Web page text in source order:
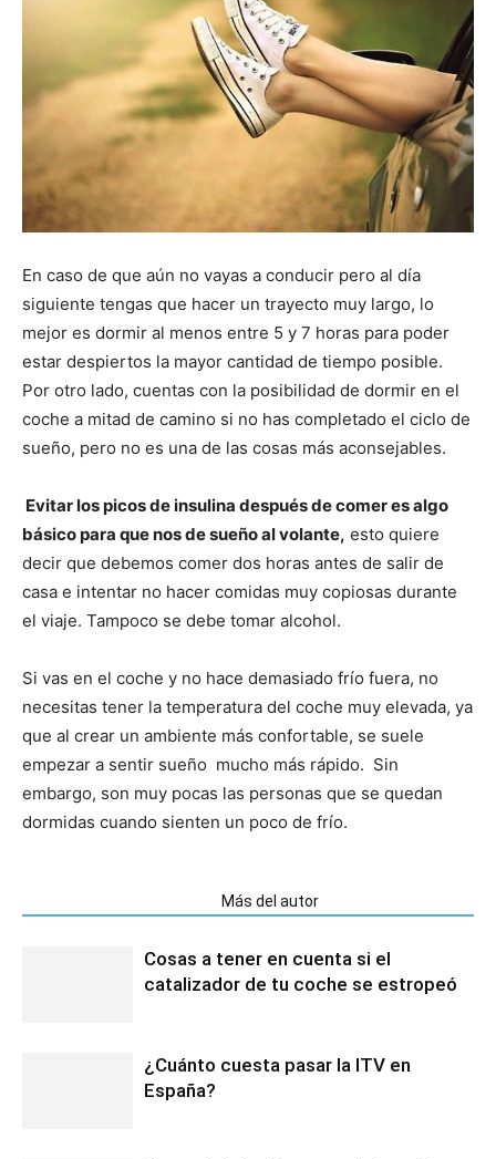
En caso de que aún no vayas a conducir pero al día
siguiente tengas que hacer un trayecto muy largo, lo
mejor es dormir al menos entre 5 y 7 horas para poder
estar despiertos la mayor cantidad de tiempo posible.
Por otro lado, cuentas con la posibilidad de dormir en el
coche a mitad de camino si no has completado el ciclo de
sueño, pero no es una de las cosas más aconsejables.
Evitar los picos de insulina después de comer es algo
básico para que nos de sueño al volante, esto quiere
decir que debemos comer dos horas antes de salir de
casa e intentar no hacer comidas muy copiosas durante
el viaje. Tampoco se debe tomar alcohol.
Si vas en el coche y no hace demasiado frío fuera, no
necesitas tener la temperatura del coche muy elevada, ya
que al crear un ambiente más confortable, se suele
empezar a sentir sueño mucho más rápido. Sin
embargo, son muy pocas las personas que se quedan
dormidas cuando sienten un poco de frío.
Más del autor
Cosas a tener en cuenta si el
catalizador de tu coche se estropeó
¿Cuánto cuesta pasar la ITV en
España?